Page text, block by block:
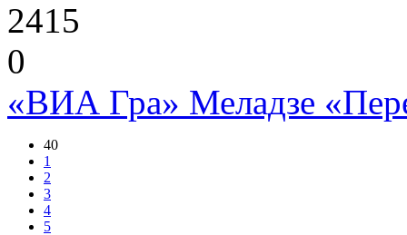
2415
0
«ВИА Гра» Меладзе
40
1
2
3
4
5